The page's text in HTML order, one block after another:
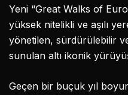
Yeni “Great Walks of
yüksek nitelikli ve aşılı
yönetilen, sürdürülebilir
sunulan altı ikonik
Geçen bir buçuk yıl